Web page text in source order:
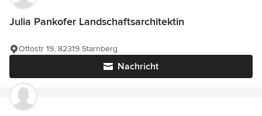
Julia Pankofer Landschaftsarchitektin
Nachricht
Ottostr 19, 82319 Starnberg